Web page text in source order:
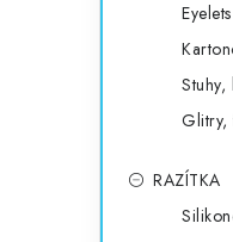
Stuhy,
Glitry,
RAZÍTKA